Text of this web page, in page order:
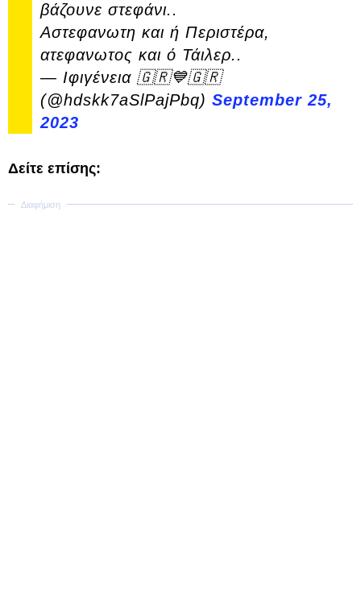
βάζουνε στεφάνι..
Αστεφανωτη και ή Περιστέρα,
ατεφανωτος και ό Τάιλερ..
— Ιφιγένεια 🇬🇷💙🇬🇷
(@hdskk7aSlPajPbq) September 25,
2023
Δείτε επίσης: